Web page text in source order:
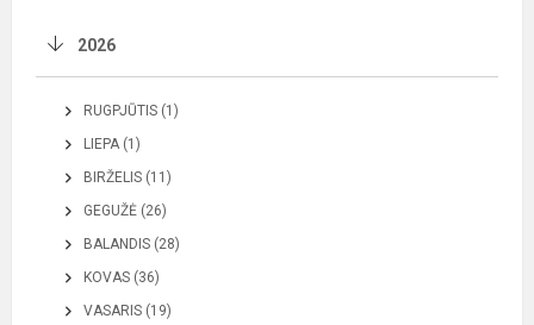
2026
RUGPJŪTIS (1)
LIEPA (1)
BIRŽELIS (11)
GEGUŽĖ (26)
BALANDIS (28)
KOVAS (36)
VASARIS (19)